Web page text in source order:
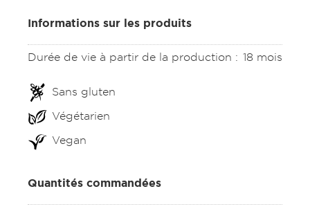
Informations sur les produits
Durée de vie à partir de la production : 18 mois
Sans gluten
Végétarien
Vegan
Quantités commandées